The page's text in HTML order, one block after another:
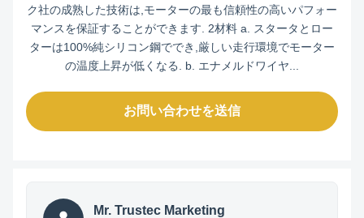
ク社の成熟した技術は,モーターの最も信頼性の高いパフォー
マンスを保証することができます. 2材料 a. スタータとロー
ターは100%純シリコン鋼ででき,厳しい走行環境でモーター
の温度上昇が低くなる. b. エナメルドワイヤ...
お問い合わせを送信
Mr. Trustec Marketing